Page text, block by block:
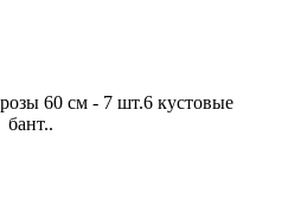
60 см - 7 шт.6 кустовые
бант..